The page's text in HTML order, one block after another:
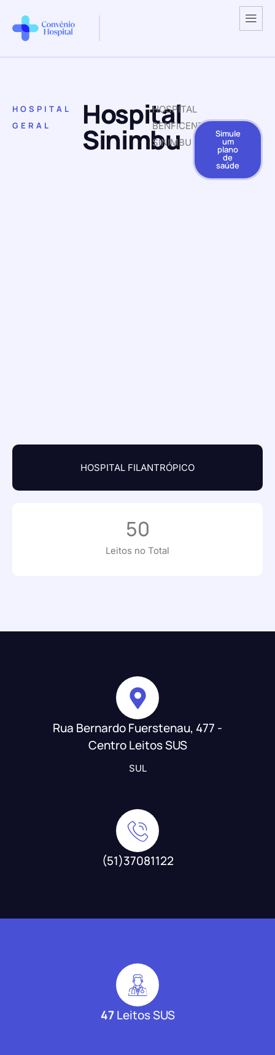
HOSPITAL
GERAL
Hospital
Sinimbu
HOSPITAL
BENFICENTE
SINIMBU
Simule
um
plano
de
saúde
HOSPITAL FILANTRÓPICO
Leitos no Total
50
Rua Bernardo Fuerstenau, 477 -
Centro Leitos SUS
SUL
(51)37081122
47Leitos SUS